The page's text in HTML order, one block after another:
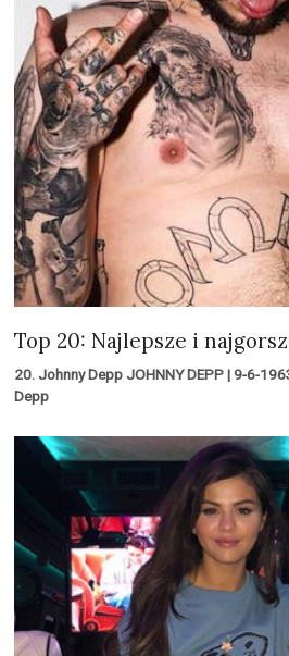
Top 20: Najlepsze i
20. Johnny Depp JOHNNY DEPP | 9-6-
Depp